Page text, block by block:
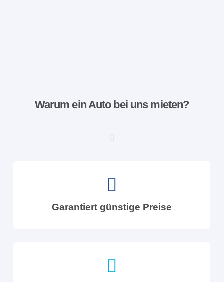
Warum ein Auto bei uns mieten?
Garantiert günstige Preise